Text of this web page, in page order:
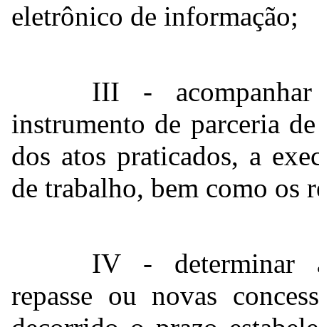
eletrônico de informação;
III -
instrumento de parceria
dos atos praticados, a
de trabalho, bem como os
IV - determinar
repasse ou novas